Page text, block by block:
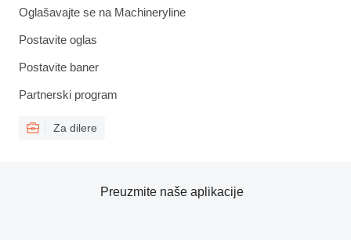
Oglašavajte se na Machineryline
Postavite oglas
Postavite baner
Partnerski program
Za dilere
Preuzmite naše aplikacije